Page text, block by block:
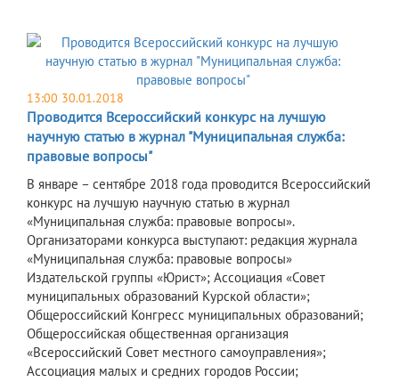
13:00 30.01.2018
Проводится Всероссийский конкурс на лучшую
научную статью в журнал "Муниципальная служба:
правовые вопросы"
В январе – сентябре 2018 года проводится Всероссийский
конкурс на лучшую научную статью в журнал
«Муниципальная служба: правовые вопросы».
Организаторами конкурса выступают: редакция журнала
«Муниципальная служба: правовые вопросы»
Издательской группы «Юрист»; Ассоциация «Совет
муниципальных образований Курской области»;
Общероссийский Конгресс муниципальных образований;
Общероссийская общественная организация
«Всероссийский Совет местного самоуправления»;
Ассоциация малых и средних городов России;